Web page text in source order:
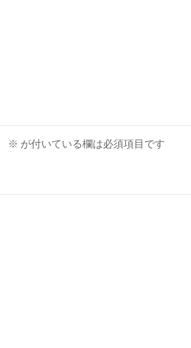
※ が付いている欄は必須項目です